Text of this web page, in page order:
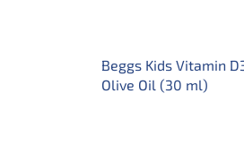
Beggs Kids Vitamin
Olive Oil (30 ml)